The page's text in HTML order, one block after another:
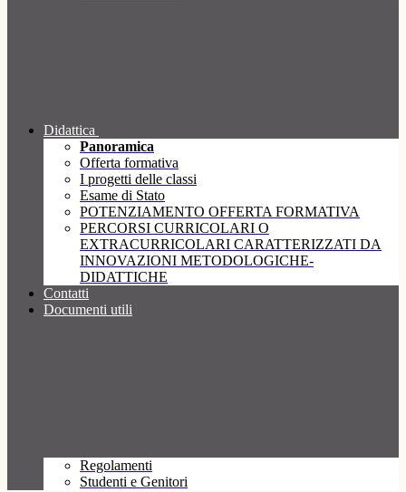
Didattica
Panoramica
Offerta formativa
I progetti delle classi
Esame di Stato
POTENZIAMENTO OFFERTA FORMATIVA
PERCORSI CURRICOLARI O
EXTRACURRICOLARI CARATTERIZZATI DA
INNOVAZIONI METODOLOGICHE-
DIDATTICHE
Contatti
Documenti utili
Regolamenti
Studenti e Genitori